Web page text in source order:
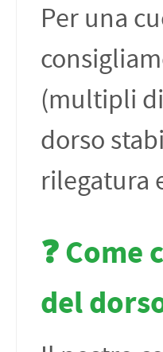
Per una
(multipli
dorso
rilegatura
❓
del